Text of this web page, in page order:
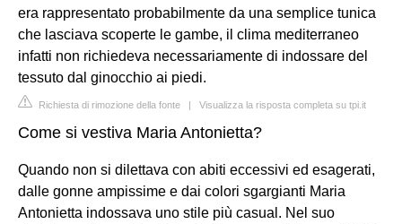
era rappresentato probabilmente da una semplice tunica
che lasciava scoperte le gambe, il clima mediterraneo
infatti non richiedeva necessariamente di indossare del
tessuto dal ginocchio ai piedi.
Richiesta di rimozione della fonte | Visualizza la risposta completa su tpi.it
Come si vestiva Maria Antonietta?
Quando non si dilettava con abiti eccessivi ed esagerati,
dalle gonne ampissime e dai colori sgargianti Maria
Antonietta indossava uno stile più casual. Nel suo